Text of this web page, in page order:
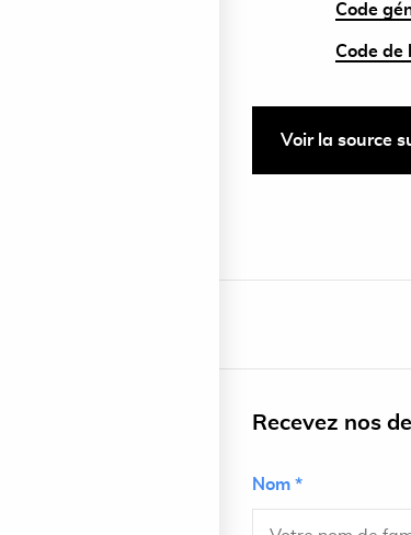
Code
Code de
Voir la source
Recevez nos
Nom *